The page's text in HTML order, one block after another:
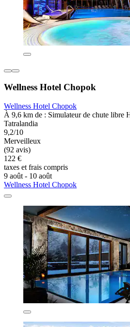
Wellness Hotel Chopok
Wellness Hotel Chopok
À 9,6 km de : Simulateur de chute libre
Tatralandia
9,2/10
Merveilleux
(92 avis)
122 €
taxes et frais compris
9 août - 10 août
Wellness Hotel Chopok